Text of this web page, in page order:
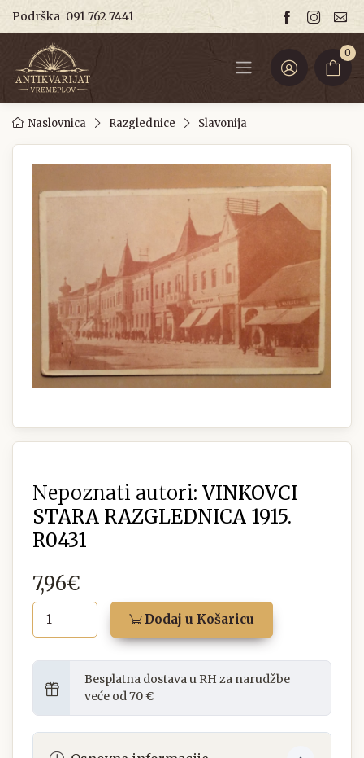
Podrška 091 762 7441
0
Naslovnica Razglednice Slavonija
Nepoznati autori: VINKOVCI
STARA RAZGLEDNICA 1915.
R0431
7,96€
Dodaj u Košaricu
Besplatna dostava u RH za narudžbe
veće od 70 €